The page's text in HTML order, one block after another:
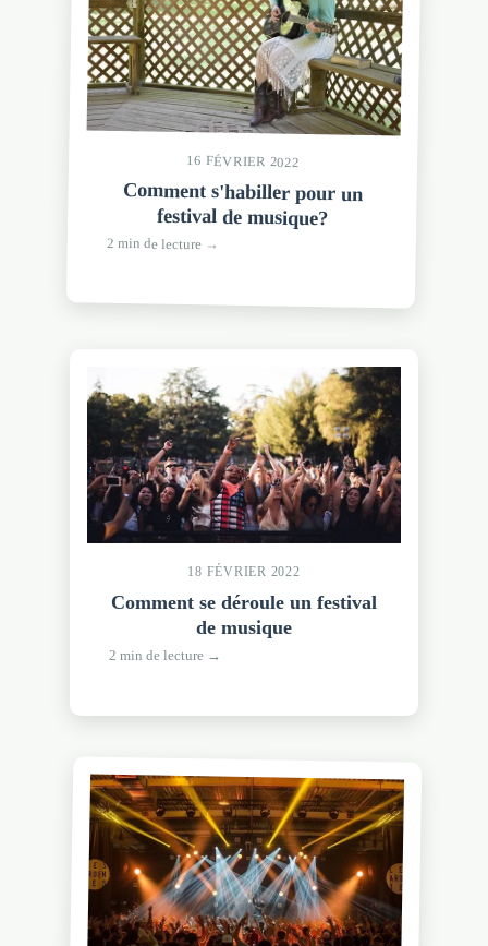
16 FÉVRIER 2022
Comment s'habiller pour un
festival de musique?
2 min de lecture →
18 FÉVRIER 2022
Comment se déroule un festival
de musique
2 min de lecture →